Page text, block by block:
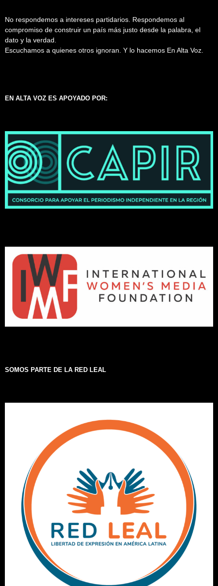
No respondemos a intereses partidarios. Respondemos al
compromiso de construir un país más justo desde la palabra, el
dato y la verdad.
Escuchamos a quienes otros ignoran. Y lo hacemos En Alta Voz.
EN ALTA VOZ ES APOYADO POR:
SOMOS PARTE DE LA RED LEAL